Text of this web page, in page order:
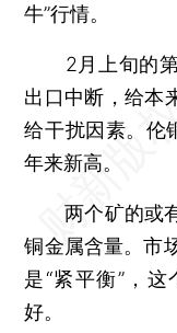
牛”行情。
2月上旬的第
出口中断，给本
给干扰因素。伦
年来新高。
两个矿的或有
铜金属含量。市
是“紧平衡”，
好。